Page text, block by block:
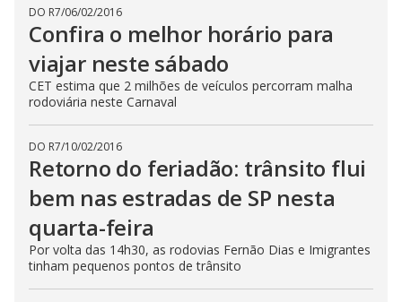
DO R7/06/02/2016
Confira o melhor horário para
viajar neste sábado
CET estima que 2 milhões de veículos percorram malha
rodoviária neste Carnaval
DO R7/10/02/2016
Retorno do feriadão: trânsito flui
bem nas estradas de SP nesta
quarta-feira
Por volta das 14h30, as rodovias Fernão Dias e Imigrantes
tinham pequenos pontos de trânsito